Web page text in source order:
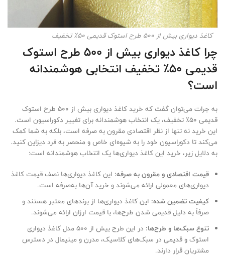
کاغذ دیواری بیش از 500 طرح استوک قدیمی 50٪ تخفیف
چرا کاغذ دیواری بیش از 500 طرح استوک
قدیمی 50٪ تخفیف انتخابی هوشمندانه
است؟
به جرات می‌توان گفت که خرید کاغذ دیواری بیش از 500 طرح استوک
قدیمی 50٪ تخفیف، یک انتخاب هوشمندانه برای تغییر دکوراسیون است.
این خرید نه تنها از نظر اقتصادی مقرون به صرفه است، بلکه به شما کمک
می‌کند تا دکوراسیون خود را به شیوه‌ای خاص و منحصر به فرد دیزاین کنید.
به دلایل زیر، خرید این کاغذ دیواری‌ها یک انتخاب هوشمندانه است:
قیمت اقتصادی و مقرون به صرفه: این کاغذ دیواری‌ها نصف قیمت کاغذ
دیواری‌های معمولی ارائه می‌شوند و خرید آن‌ها به‌صرفه است.
کیفیت تضمین شده: این کاغذ دیواری‌ها از برندهای معتبر هستند و
صرفاً به دلیل قدیمی شدن طرح‌ها، با قیمت ارزان ارائه می‌شوند.
تنوع سبک‌ها و طرح‌ها:
در این طرح بیش از 500 مدل کاغذ دیواری
استوک و قدیمی در سبک‌های کلاسیک، مدرن و مینیمال در دسترس
مشتریان قرار دارند.